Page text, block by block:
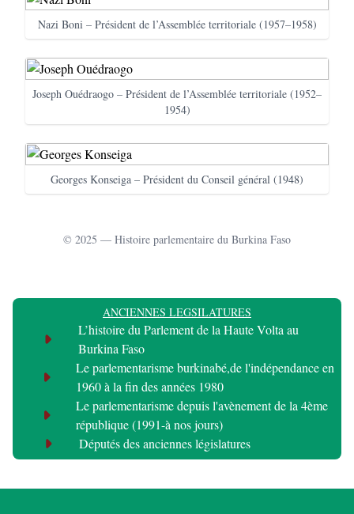
Nazi Boni – Président de l’Assemblée territoriale (1957–1958)
Joseph Ouédraogo – Président de l’Assemblée territoriale (1952–
1954)
Georges Konseiga – Président du Conseil général (1948)
© 2025 — Histoire parlementaire du Burkina Faso
ANCIENNES LEGSILATURES
L’histoire du Parlement de la Haute Volta au
Burkina Faso
Le parlementarisme burkinabé,de l'indépendance en
1960 à la fin des années 1980
Le parlementarisme depuis l'avènement de la 4ème
république (1991-à nos jours)
Députés des anciennes législatures